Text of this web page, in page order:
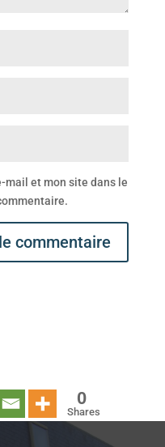
mail et mon site dans le
commentaire
0
Shares